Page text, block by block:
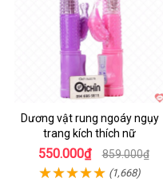
Dương vật rung ngoáy ngụy
trang kích thích nữ
550.000₫ 859.000₫
(1,668)